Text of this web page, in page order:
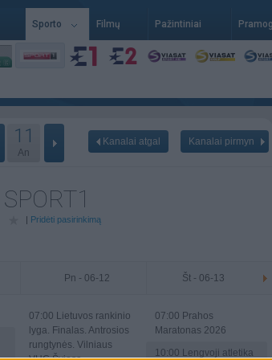
Sporto Filmų Pažintiniai
11
An
Kanalai atgal Kanalai pirmyn
SPORT1
| Pridėti pasirinkimą
Pn - 06-12
07:00 Lietuvos rankinio
lyga. Finalas. Antrosios
rungtynės. Vilniaus
Št - 06-13
07:00 Prahos
Maratonas 2026
10:00 Lengvoji atletika